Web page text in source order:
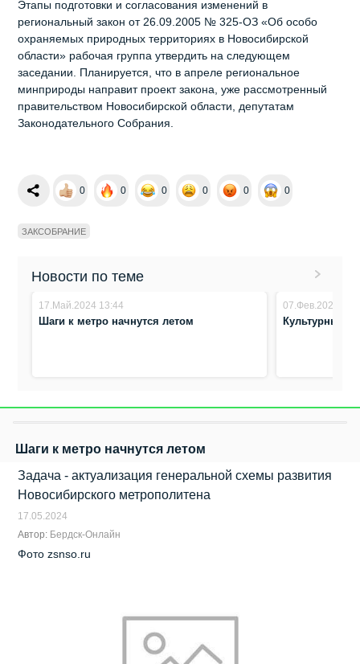
Этапы подготовки и согласования изменений в
региональный закон от 26.09.2005 № 325-ОЗ «Об особо
охраняемых природных территориях в Новосибирской
области» рабочая группа утвердить на следующем
заседании. Планируется, что в апреле региональное
минприроды направит проект закона, уже рассмотренный
правительством Новосибирской области, депутатам
Законодательного Собрания.
0 0 0 0 0 0
ЗАКСОБРАНИЕ
Новости по теме
17.Май.2024 13:44
Шаги к метро начнутся летом
07.Фев.2024
Культурный
Шаги к метро начнутся летом
Задача - актуализация генеральной схемы развития
Новосибирского метрополитена
17.05.2024
Автор: Бердск-Онлайн
Фото zsnso.ru